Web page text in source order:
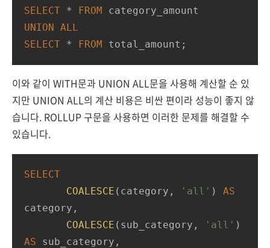
SELECT * FROM
UNION ALL
SELECT * FROM total_amount;
이와 같이 WITH문과 UNION ALL문을 사용해 계산할 순 있
지만 UNION ALL의 계산 비용은 비싼 편이라 성능이 좋지 않
습니다. ROLLUP 구문을 사용하면 이러한 문제를 해결할 수
있습니다.
SELECT
COALESCE (category, 'all' ) AS
category,
COALESCE (sub_category, 'all'
AS sub_category,